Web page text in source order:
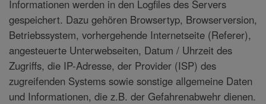
Informationen werden in den Logfiles des Servers
gespeichert. Dazu gehören Browsertyp, Browserversion,
Betriebssystem, vorhergehende Internetseite (Referer),
angesteuerte Unterwebseiten, Datum / Uhrzeit des
Zugriffs, die IP-Adresse, der Provider (ISP) des
zugreifenden Systems sowie sonstige allgemeine Daten
und Informationen, die z.B. der Gefahrenabwehr dienen.